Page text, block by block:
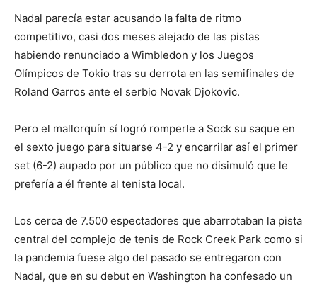
Nadal parecía estar acusando la falta de ritmo
competitivo, casi dos meses alejado de las pistas
habiendo renunciado a Wimbledon y los Juegos
Olímpicos de Tokio tras su derrota en las semifinales de
Roland Garros ante el serbio Novak Djokovic.
Pero el mallorquín sí logró romperle a Sock su saque en
el sexto juego para situarse 4-2 y encarrilar así el primer
set (6-2) aupado por un público que no disimuló que le
prefería a él frente al tenista local.
Los cerca de 7.500 espectadores que abarrotaban la pista
central del complejo de tenis de Rock Creek Park como si
la pandemia fuese algo del pasado se entregaron con
Nadal, que en su debut en Washington ha confesado un